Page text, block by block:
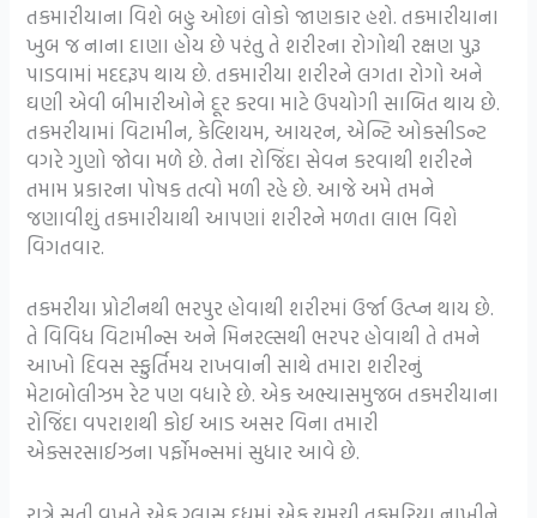
તકમારીયાના વિશે બહુ ઓછાં લોકો જાણકાર હશે. તકમારીયાના
ખુબ જ નાના દાણા હોય છે પરંતુ તે શરીરના રોગોથી રક્ષણ પુરૂ
પાડવામાં મદદરૂપ થાય છે. તકમારીયા શરીરને લગતા રોગો અને
ઘણી એવી બીમારીઓને દૂર કરવા માટે ઉપયોગી સાબિત થાય છે.
તકમરીયામાં વિટામીન, કેલ્શિયમ, આયરન, એન્ટિ ઓકસીડન્ટ
વગરે ગુણો જોવા મળે છે. તેના રોજિંદા સેવન કરવાથી શરીરને
તમામ પ્રકારના પોષક તત્વો મળી રહે છે. આજે અમે તમને
જણાવીશું તકમારીયાથી આપણાં શરીરને મળતા લાભ વિશે
વિગતવાર.
તકમરીયા પ્રોટીનથી ભરપુર હોવાથી શરીરમાં ઉર્જા ઉત્પ્ન થાય છે.
તે વિવિધ વિટામીન્સ અને મિનરલ્સથી ભરપર હોવાથી તે તમને
આખો દિવસ સ્ફુર્તિમય રાખવાની સાથે તમારા શરીરનું
મેટાબોલીઝમ રેટ પણ વધારે છે. એક અભ્યાસમુજબ તકમરીયાના
રોજિંદા વપરાશથી કોઈ આડ અસર વિના તમારી
એક્સરસાઈઝના પર્ફોમન્સમાં સુધાર આવે છે.